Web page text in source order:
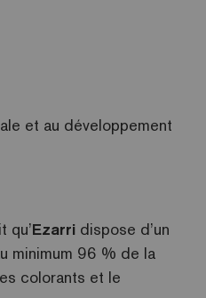
et au développement
qu’Ezarri dispose d’un
minimum 96 % de la
colorants et le